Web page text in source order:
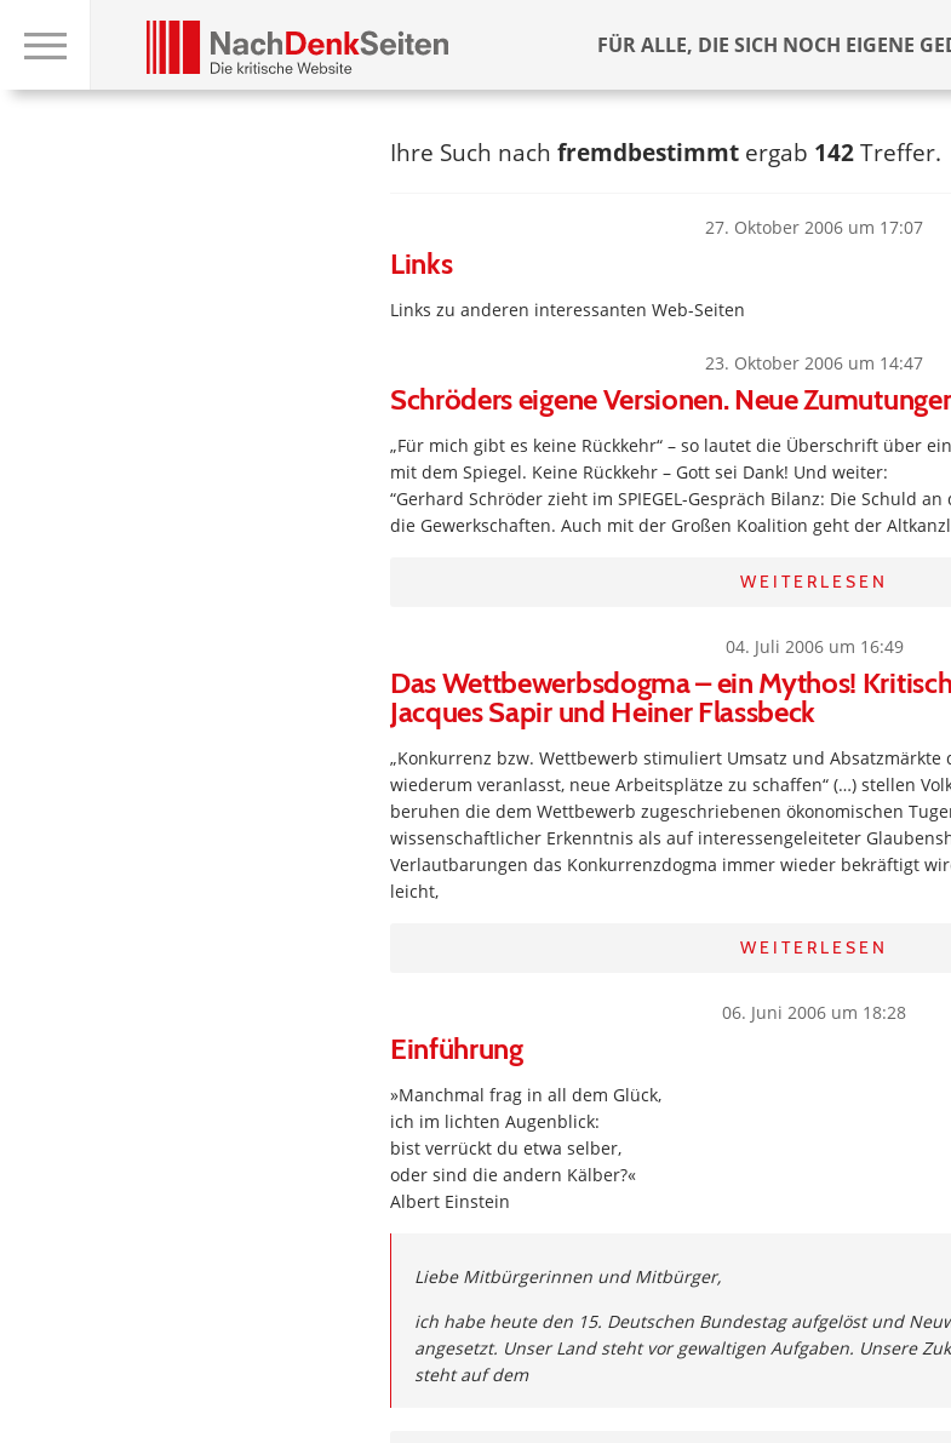
FÜR ALLE, DIE SICH NOCH EIGENE
Ihre Such nach fremdbestimmt ergab 142Treffer.
27. Oktober 2006 um 17:07
Links
Links zu anderen interessanten Web-Seiten
23. Oktober 2006 um 14:47
Schröders eigene Versionen. Neue
„Für mich gibt es keine Rückkehr“ – so lautet die Überschrift über
mit dem Spiegel. Keine Rückkehr – Gott sei Dank! Und weiter:
“Gerhard Schröder zieht im SPIEGEL-Gespräch Bilanz: Die Schuld
die Gewerkschaften. Auch mit der Großen Koalition geht der
WEITERLESEN
04. Juli 2006 um 16:49
Das Wettbewerbsdogma – ein Mythos!
Jacques Sapir und Heiner Flassbeck
„Konkurrenz bzw. Wettbewerb stimuliert Umsatz und Absatzmärkte
wiederum veranlasst, neue Arbeitsplätze zu schaffen“ (…) stellen
beruhen die dem Wettbewerb zugeschriebenen ökonomischen
wissenschaftlicher Erkenntnis als auf interessengeleiteter
Verlautbarungen das Konkurrenzdogma immer wieder bekräftigt
leicht,
WEITERLESEN
06. Juni 2006 um 18:28
Einführung
»Manchmal frag in all dem Glück,
ich im lichten Augenblick:
bist verrückt du etwa selber,
oder sind die andern Kälber?«
Albert Einstein
Liebe Mitbürgerinnen und Mitbürger,
ich habe heute den 15. Deutschen Bundestag aufgelöst und
angesetzt. Unser Land steht vor gewaltigen Aufgaben. Unsere
steht auf dem